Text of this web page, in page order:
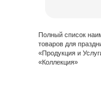
Полный список
товаров для
«Продукция и
«Коллекция»